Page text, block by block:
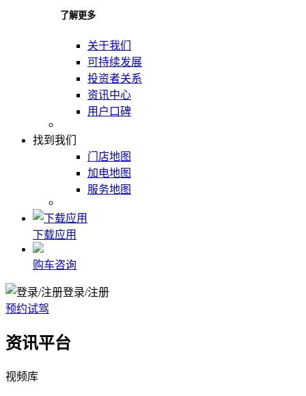
了解更多
关于我们
可持续发展
投资者关系
资讯中心
用户口碑
找到我们
门店地图
加电地图
服务地图
下载应用
购车咨询
登录/注册
预约试驾
资讯平台
视频库